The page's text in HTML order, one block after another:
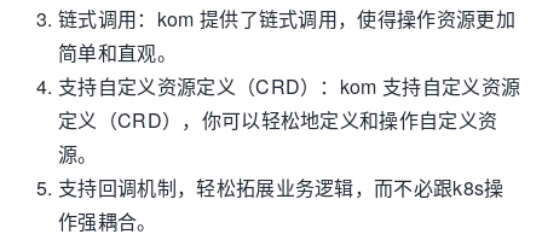
链式调用：kom 提供了链式调用，使得操作资源更加
简单和直观。
支持自定义资源定义（CRD）：kom 支持自定义资源
定义（CRD），你可以轻松地定义和操作自定义资
源。
支持回调机制，轻松拓展业务逻辑，而不必跟k8s操
作强耦合。